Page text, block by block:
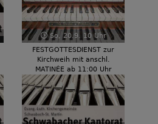
So, 20.9. 10 Uhr
FESTGOTTESDIENST zur
Kirchweih mit anschl.
MATINÉE ab 11:00 Uhr